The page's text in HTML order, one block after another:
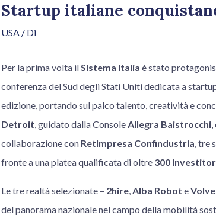
Startup italiane
USA/ Di
Per la prima volta ilSistema Italia è stato
conferenza del Sud degli Stati Uniti dedicata a
edizione, portando sul palco talento, creatività e
Detroit, guidato dalla ConsoleAllegra Baistrocchi,
collaborazione con RetImpresa Confindustria, tre
fronte a una platea qualificata di oltre 300
Le tre realtà selezionate – 2hire,Alba Robot e
del panorama nazionale nel campo della mobilità